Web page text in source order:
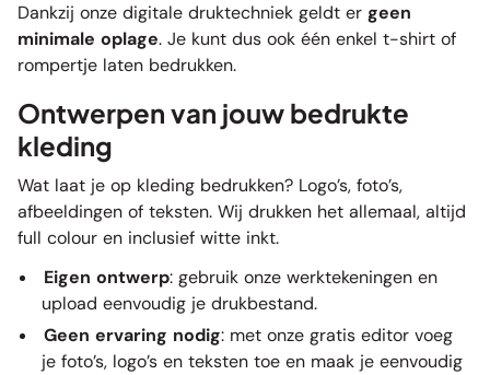
Dankzij onze digitale druktechniek geldt er geen
minimale oplage. Je kunt dus ook één enkel t-shirt of
rompertje laten bedrukken.
Ontwerpen van jouw bedrukte
kleding
Wat laat je op kleding bedrukken? Logo’s, foto’s,
afbeeldingen of teksten. Wij drukken het allemaal, altijd
full colour en inclusief witte inkt.
Eigen ontwerp: gebruik onze werktekeningen en
upload eenvoudig je drukbestand.
Geen ervaring nodig: met onze gratis editor voeg
je foto’s, logo’s en teksten toe en maak je eenvoudig